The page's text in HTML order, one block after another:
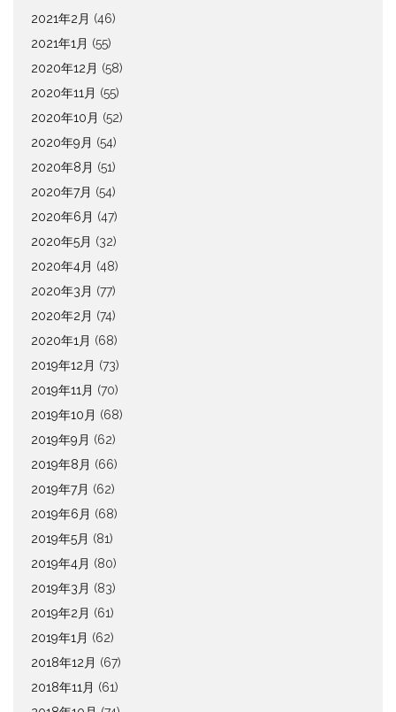
2021年2月 (46)
2021年1月 (55)
2020年12月 (58)
2020年11月 (55)
2020年10月 (52)
2020年9月 (54)
2020年8月 (51)
2020年7月 (54)
2020年6月 (47)
2020年5月 (32)
2020年4月 (48)
2020年3月 (77)
2020年2月 (74)
2020年1月 (68)
2019年12月 (73)
2019年11月 (70)
2019年10月 (68)
2019年9月 (62)
2019年8月 (66)
2019年7月 (62)
2019年6月 (68)
2019年5月 (81)
2019年4月 (80)
2019年3月 (83)
2019年2月 (61)
2019年1月 (62)
2018年12月 (67)
2018年11月 (61)